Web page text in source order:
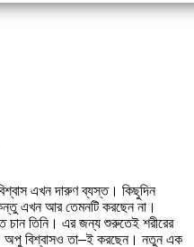
এখন দারুণ ব্যস্ত। কিছুদিন
এখন আর তেমনটি করছেন না।
চান তিনি। এর জন্য শুরুতেই শরীরের
অপু বিশ্বাসও তা–ই করছেন। নতুন এক